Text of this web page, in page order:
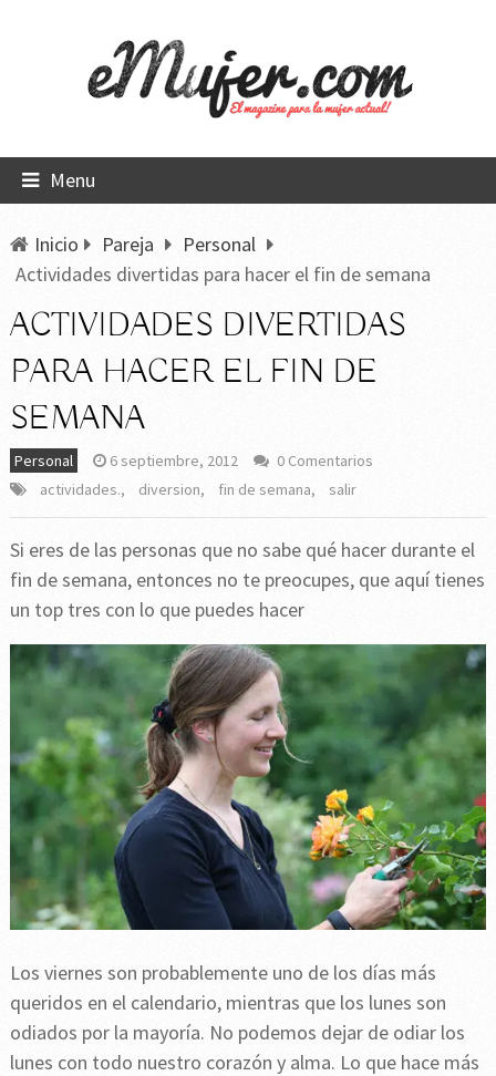
Menu
Inicio Pareja
Personal
Actividades divertidas para hacer el fin de semana
ACTIVIDADES DIVERTIDAS
PARA HACER EL FIN DE
SEMANA
Personal 6 septiembre, 2012
0 Comentarios
actividades., diversion, fin de semana, salir
Si eres de las personas que no sabe qué hacer durante el
fin de semana, entonces no te preocupes, que aquí tienes
un top tres con lo que puedes hacer
Los viernes son probablemente uno de los días más
queridos en el calendario, mientras que los lunes son
odiados por la mayoría. No podemos dejar de odiar los
lunes con todo nuestro corazón y alma. Lo que hace más